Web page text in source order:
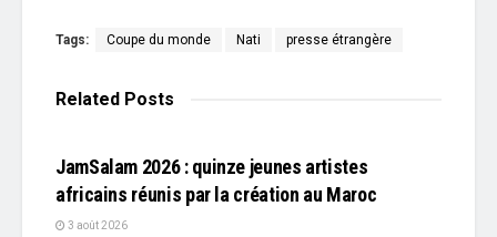
Tags: Coupe du monde Nati presse étrangère
Related Posts
JamSalam 2026 : quinze jeunes artistes
africains réunis par la création au Maroc
3 août 2026